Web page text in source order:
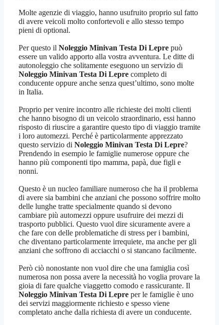
Molte agenzie di viaggio, hanno usufruito proprio sul fatto
di avere veicoli molto confortevoli e allo stesso tempo
pieni di optional.
Per questo il Noleggio Minivan Testa Di Lepre può
essere un valido apporto alla vostra avventura. Le ditte di
autonoleggio che solitamente eseguono un servizio di
Noleggio Minivan Testa Di Lepre completo di
conducente oppure anche senza quest’ultimo, sono molte
in Italia.
Proprio per venire incontro alle richieste dei molti clienti
che hanno bisogno di un veicolo straordinario, essi hanno
risposto di riuscire a garantire questo tipo di viaggio tramite
i loro automezzi. Perché è particolarmente apprezzato
questo servizio di Noleggio Minivan Testa Di Lepre?
Prendendo in esempio le famiglie numerose oppure che
hanno più componenti tipo mamma, papà, due figli e
nonni.
Questo è un nucleo familiare numeroso che ha il problema
di avere sia bambini che anziani che possono soffrire molto
delle lunghe tratte specialmente quando si devono
cambiare più automezzi oppure usufruire dei mezzi di
trasporto pubblici. Questo vuol dire sicuramente avere a
che fare con delle problematiche di stress per i bambini,
che diventano particolarmente irrequiete, ma anche per gli
anziani che soffrono di acciacchi o si stancano facilmente.
Però ciò nonostante non vuol dire che una famiglia così
numerosa non possa avere la necessità ho voglia provare la
gioia di fare qualche viaggetto comodo e rassicurante. Il
Noleggio Minivan Testa Di Lepre per le famiglie è uno
dei servizi maggiormente richiesto e spesso viene
completato anche dalla richiesta di avere un conducente.